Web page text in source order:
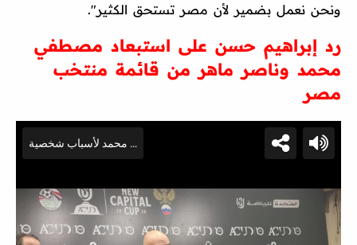
ونحن نعمل بضمير لأن مصر تستحق الكثير".
رد إبراهيم حسن على استبعاد مصطفي
محمد وناصر ماهر من قائمة منتخب
مصر